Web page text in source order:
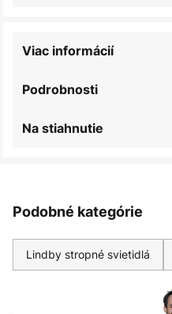
Podrobnosti
Viac informácií
Na stiahnutie
Podobné kategórie
Lindby stropné svietidlá